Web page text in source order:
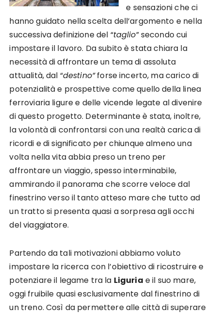
e sensazioni che ci
hanno guidato nella scelta dell’argomento e nella
successiva definizione del “taglio” secondo cui
impostare il lavoro. Da subito è stata chiara la
necessità di affrontare un tema di assoluta
attualità, dal “destino”forse incerto, ma carico di
potenzialità e prospettive come quello della linea
ferroviaria ligure e delle vicende legate al divenire
di questo progetto. Determinante è stata, inoltre,
la volontà di confrontarsi con una realtà carica di
ricordi e di significato per chiunque almeno una
volta nella vita abbia preso un treno per
affrontare un viaggio, spesso interminabile,
ammirando il panorama che scorre veloce dal
finestrino verso il tanto atteso mare che tutto ad
un tratto si presenta quasi a sorpresa agli occhi
del viaggiatore.
Partendo da tali motivazioni abbiamo voluto
impostare la ricerca con l’obiettivo di ricostruire e
potenziare il legame tra la Liguria e il suo mare,
oggi fruibile quasi esclusivamente dal finestrino di
un treno. Così da permettere alle città di superare